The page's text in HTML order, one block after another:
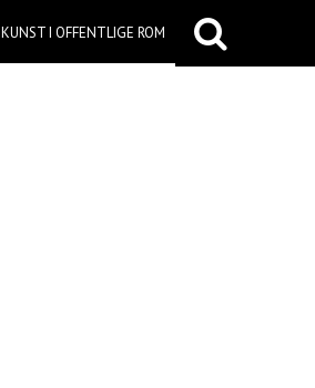
KUNST I OFFENTLIGE ROM